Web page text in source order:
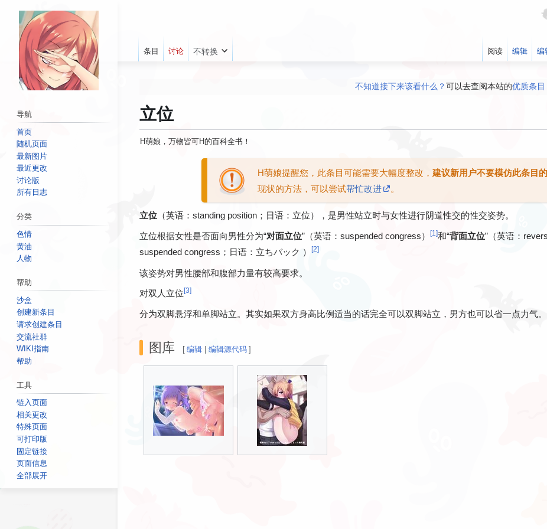
不知道接下来该看什么？可以去查阅本站的优质条目
立位
H萌娘，万物皆可H的百科全书！
航
索
H萌娘提醒您，此条目可能需要大幅度整改， 建议新用户不要模仿此条目
现状的方法，可以尝试帮忙改进 。
立位（英语：standing position；日语： 立位），是男性站立时与女性进行阴道性交的性交姿势。
立位根据女性是否面向男性分为“对面立位”（英语：suspended congress） [1]和“背面立位”（英语：
suspended congress；日语： 立ちバック ） [2]
该姿势对男性腰部和腹部力量有较高要求。
对双人立位 [3]
分为双脚悬浮和单脚站立。其实如果双方身高比例适当的话完全可以双脚站立，男方也可以省一点力气。
图库 [ 编辑| 编辑源代码 ]
条目 讨论 不转换 阅读 编辑 编
导航
首页
随机页面
最新图片
最近更改
讨论版
所有日志
分类
色情
黄油
人物
帮助
沙盒
创建新条目
请求创建条目
交流社群
WIKI指南
帮助
工具
链入页面
相关更改
特殊页面
可打印版
固定链接
页面信息
全部展开